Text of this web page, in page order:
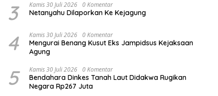
3 Kamis 30 Juli 2026 0 Komentar
Netanyahu Dilaporkan Ke Kejagung
4 Kamis 30 Juli 2026 0 Komentar
Mengurai Benang Kusut Eks Jampidsus Kejaksaan
Agung
5 Kamis 30 Juli 2026 0 Komentar
Bendahara Dinkes Tanah Laut Didakwa Rugikan
Negara Rp267 Juta